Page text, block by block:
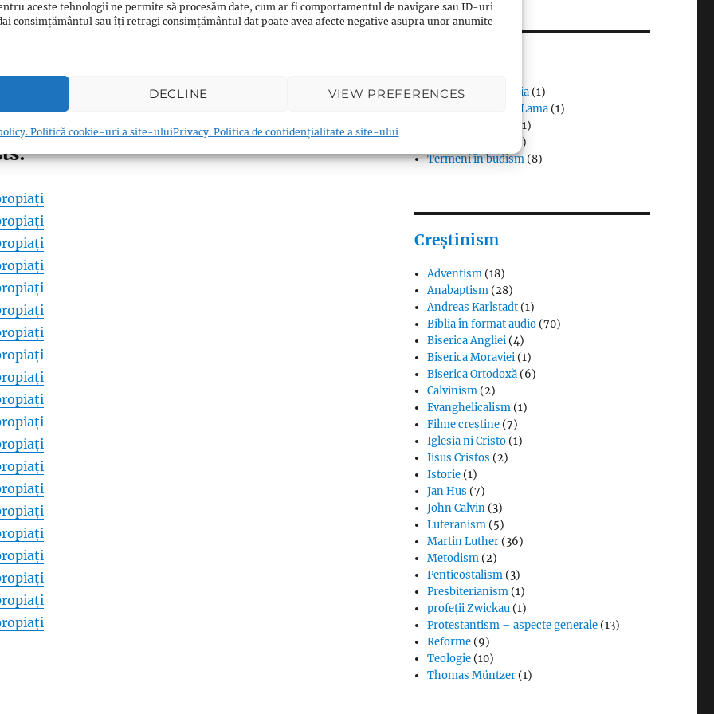
aceste tehnologii ne permite să procesăm date, cum ar fi comportamentul de navigare sau ID-uri
consimțământul sau îți retragi consimțământul dat poate avea afecte negative asupra unor anumite
DECLINE VIEW PREFERENCES
Politică cookie-uri a site-uluiPrivacy. Politica de confidențialitate a site-ului
Email
Shares
Budismul în Japonia (1)
Interviuri cu Dalai Lama (1)
(1)
(1)
Termeni în budism(8)
Creștinism
Adventism (18)
Anabaptism (28)
Andreas Karlstadt (1)
Biblia în format audio (70)
Biserica Angliei (4)
Biserica Moraviei (1)
Biserica Ortodoxă (6)
Calvinism (2)
Evanghelicalism (1)
Filme creștine (7)
Iglesia ni Cristo (1)
Iisus Cristos (2)
Istorie (1)
Jan Hus (7)
John Calvin (3)
Luteranism (5)
Martin Luther (36)
Metodism (2)
Penticostalism (3)
Presbiterianism (1)
profeții Zwickau (1)
Protestantism – aspecte generale (13)
Reforme (9)
Teologie (10)
Thomas Müntzer (1)